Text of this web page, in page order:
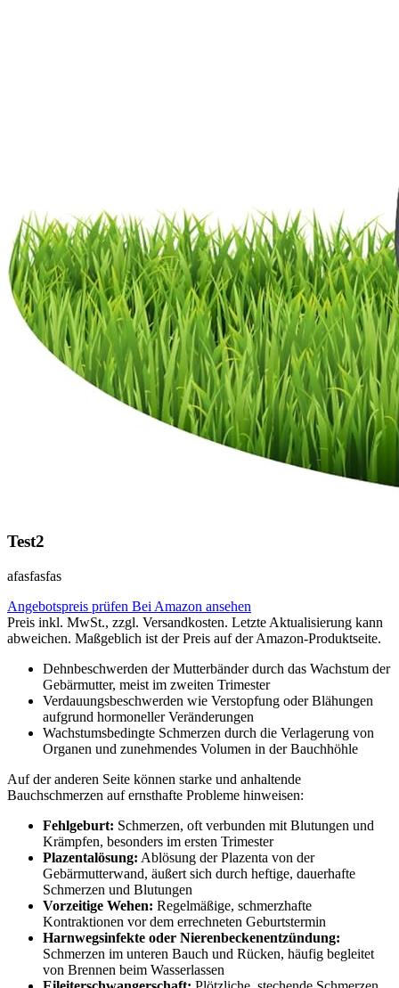
Test2
afasfasfas
Angebotspreis prüfen Bei Amazon ansehen
Preis inkl. MwSt., zzgl. Versandkosten. Letzte Aktualisierung kann
abweichen. Maßgeblich ist der Preis auf der Amazon-Produktseite.
Dehnbeschwerden der Mutterbänder durch das Wachstum der
Gebärmutter, meist im zweiten Trimester
Verdauungsbeschwerden wie Verstopfung oder Blähungen
aufgrund hormoneller Veränderungen
Wachstumsbedingte Schmerzen durch die Verlagerung von
Organen und zunehmendes Volumen in der Bauchhöhle
Auf der anderen Seite können starke und anhaltende
Bauchschmerzen auf ernsthafte Probleme hinweisen:
Fehlgeburt: Schmerzen, oft verbunden mit Blutungen und
Krämpfen, besonders im ersten Trimester
Plazentalösung: Ablösung der Plazenta von der
Gebärmutterwand, äußert sich durch heftige, dauerhafte
Schmerzen und Blutungen
Vorzeitige Wehen: Regelmäßige, schmerzhafte
Kontraktionen vor dem errechneten Geburtstermin
Harnwegsinfekte oder Nierenbeckenentzündung:
Schmerzen im unteren Bauch und Rücken, häufig begleitet
von Brennen beim Wasserlassen